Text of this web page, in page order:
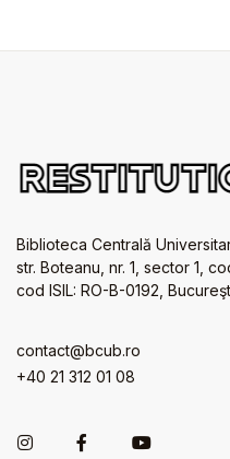
Biblioteca Centrală
str. Boteanu, nr. 1, sector 1,
cod ISIL: RO-B-0192,
contact@bcub.ro
+40 21 312 01 08